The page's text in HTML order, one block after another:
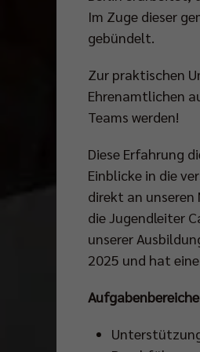
Im Zuge dieser
gebündelt.
Zur praktischen
Ehrenamtlichen
Teams werden!
Diese Erfahrung
Einblicke in die
direkt an
die Jugendleiter
unserer
2025 und hat